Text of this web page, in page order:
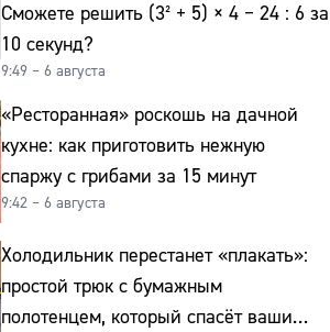
Сможете решить (3² + 5) × 4 − 24 : 6 за
10 секунд?
9:49 – 6 августа
«Ресторанная» роскошь на дачной
кухне: как приготовить нежную
спаржу с грибами за 15 минут
9:42 – 6 августа
Холодильник перестанет «плакать»:
простой трюк с бумажным
полотенцем, который спасёт ваши